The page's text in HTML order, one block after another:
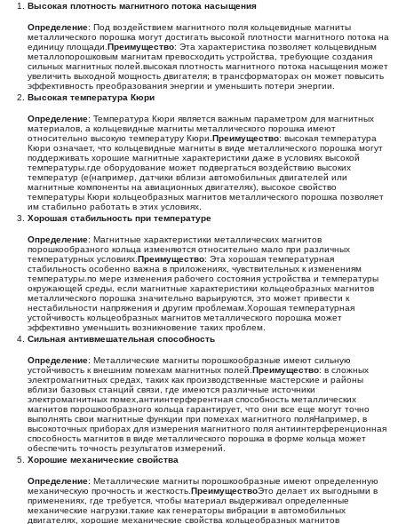
Высокая плотность магнитного потока насыщения
Определение: Под воздействием магнитного поля кольцевидные магниты
металлического порошка могут достигать высокой плотности магнитного потока на
единицу площади.Преимущество: Эта характеристика позволяет кольцевидным
металлопорошковым магнитам превосходить устройства, требующие создания
сильных магнитных полей.высокая плотность магнитного потока насыщения может
увеличить выходной мощность двигателя; в трансформаторах он может повысить
эффективность преобразования энергии и уменьшить потери энергии.
Высокая температура Кюри
Определение: Температура Кюри является важным параметром для магнитных
материалов, а кольцевидные магниты металлического порошка имеют
относительно высокую температуру Кюри.Преимущество: высокая температура
Кюри означает, что кольцевидные магниты в виде металлического порошка могут
поддерживать хорошие магнитные характеристики даже в условиях высокой
температуры.где оборудование может подвергаться воздействию высоких
температур (e(например, датчики вблизи автомобильных двигателей или
магнитные компоненты на авиационных двигателях), высокое свойство
температуры Кюри кольцеобразных магнитов металлического порошка позволяет
им стабильно работать в этих условиях.
Хорошая стабильность при температуре
Определение: Магнитные характеристики металлических магнитов
порошкообразного кольца изменяются относительно мало при различных
температурных условиях.Преимущество: Эта хорошая температурная
стабильность особенно важна в приложениях, чувствительных к изменениям
температуры.по мере изменения рабочего состояния устройства и температуры
окружающей среды, если магнитные характеристики кольцеобразных магнитов
металлического порошка значительно варьируются, это может привести к
нестабильности напряжения и другим проблемам.Хорошая температурная
устойчивость кольцеобразных магнитов металлического порошка может
эффективно уменьшить возникновение таких проблем.
Сильная антивмешательная способность
Определение: Металлические магниты порошкообразные имеют сильную
устойчивость к внешним помехам магнитных полей.Преимущество: в сложных
электромагнитных средах, таких как производственные мастерские и районы
вблизи базовых станций связи, где имеются различные источники
электромагнитных помех,антиинтерферентная способность металлических
магнитов порошкообразного кольца гарантирует, что они все еще могут точно
выполнять свои магнитные функции при помехах магнитного поляНапример, в
высокоточных приборах для измерения магнитного поля антиинтерференционная
способность магнитов в виде металлического порошка в форме кольца может
обеспечить точность результатов измерений.
Хорошие механические свойства
Определение: Металлические магниты порошкообразные имеют определенную
механическую прочность и жесткость.ПреимуществоЭто делает их выгодными в
применениях, где требуется, чтобы материал выдерживал определенные
механические нагрузки.такие как генераторы вибрации в автомобильных
двигателях, хорошие механические свойства кольцеобразных магнитов